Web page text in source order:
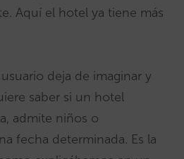
Aquí el hotel ya tiene más
deja de imaginar y
saber si un hotel
admite niños o
fecha determinada. Es la